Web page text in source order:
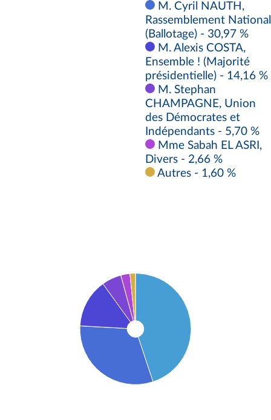
M. Cyril NAUTH,
Rassemblement National
(Ballotage) - 30,97 %
M. Alexis COSTA,
Ensemble ! (Majorité
présidentielle) - 14,16 %
M. Stephan
CHAMPAGNE, Union
des Démocrates et
Indépendants - 5,70 %
Mme Sabah EL ASRI,
Divers - 2,66 %
Autres - 1,60 %